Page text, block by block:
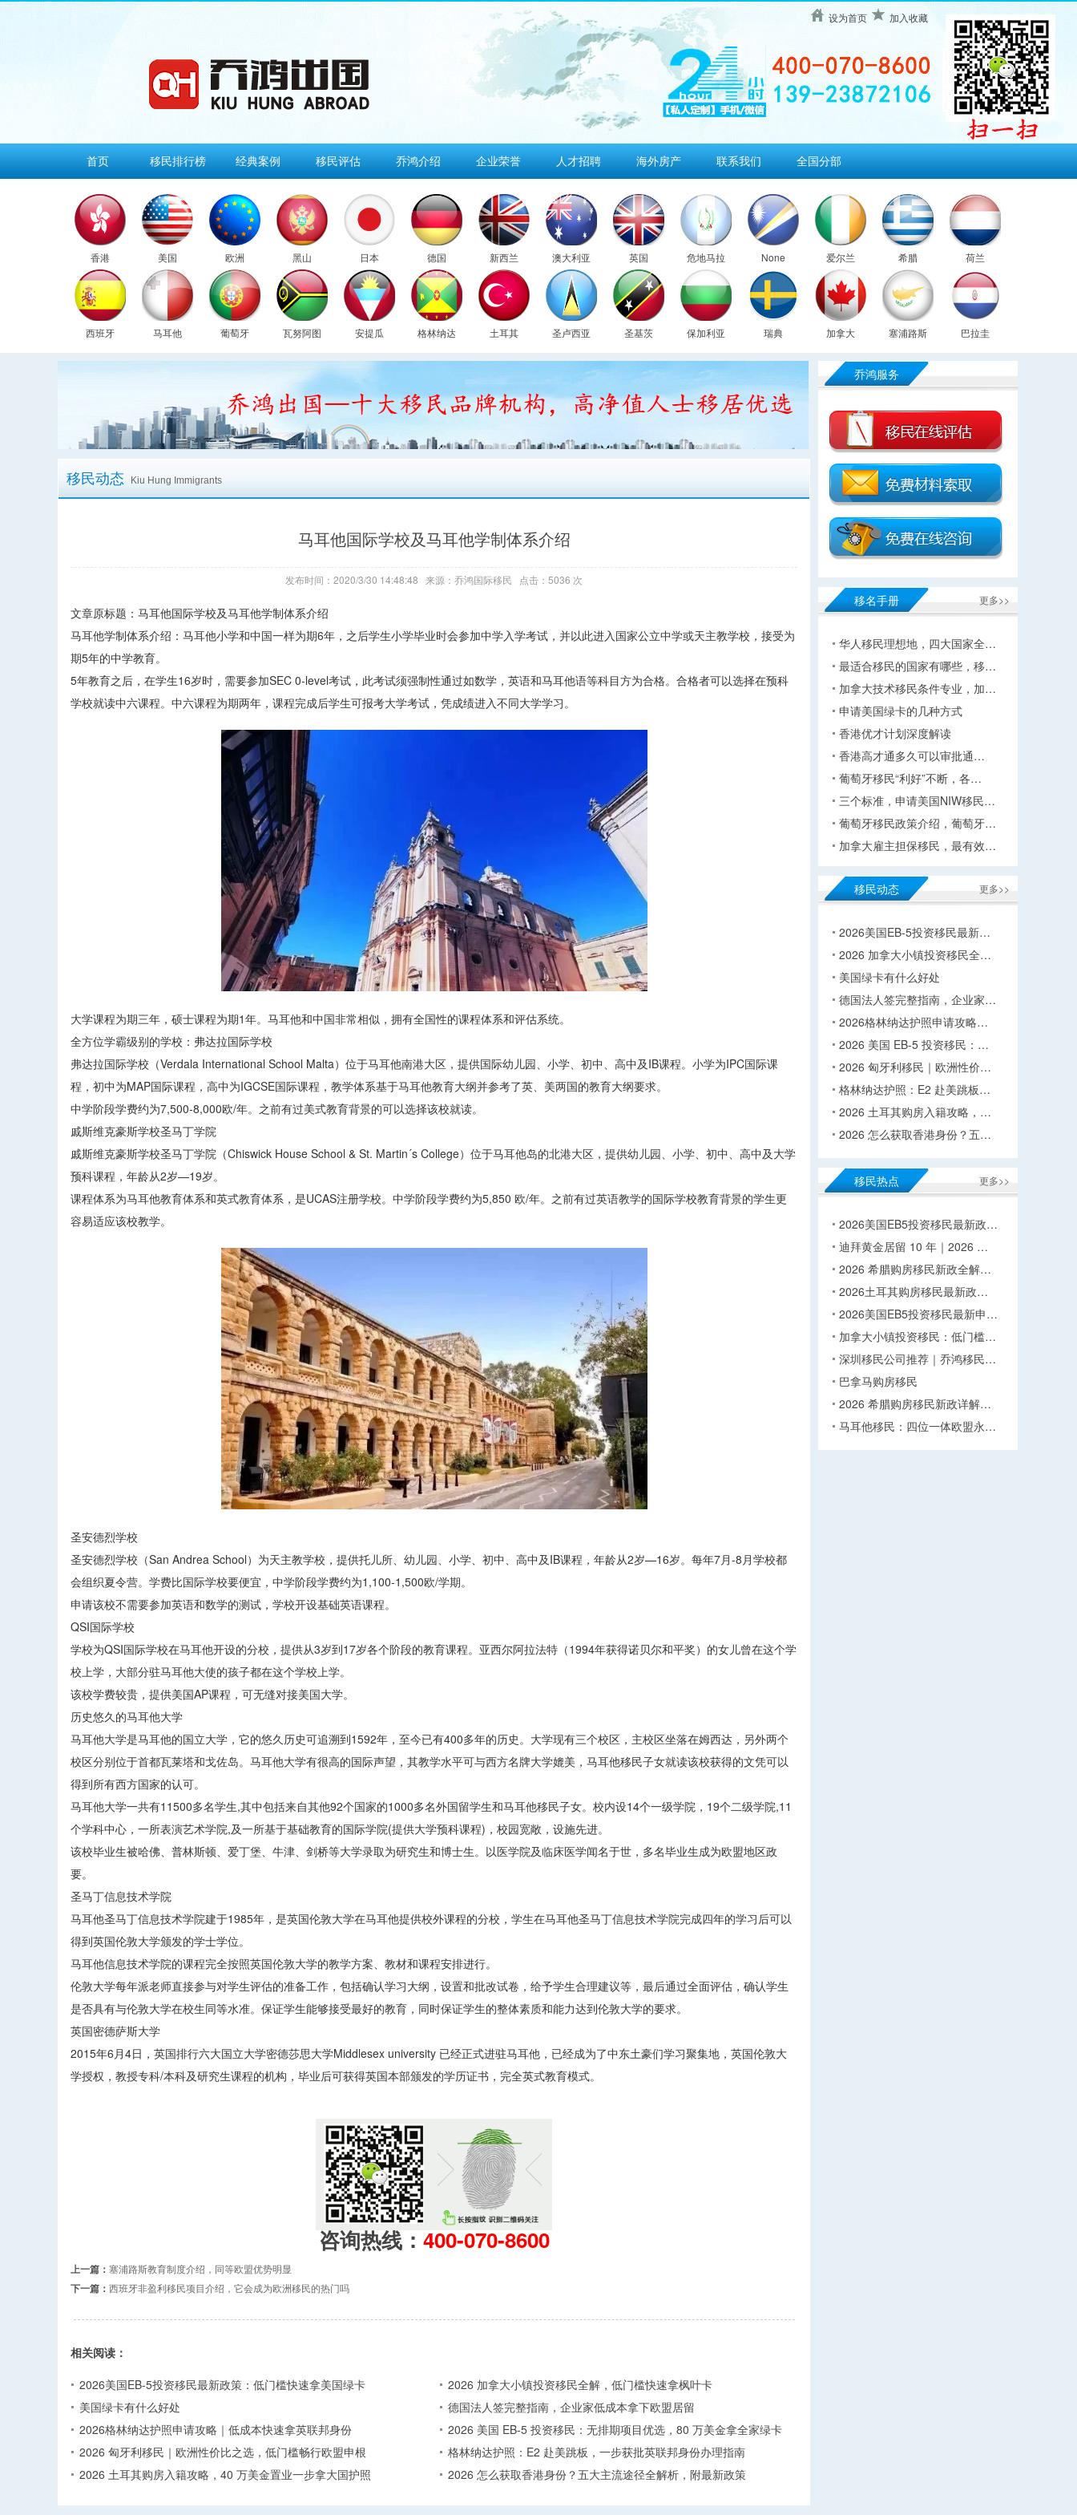
设为首页 加入收藏
首页 移民排行榜 经典案例 移民评估 乔鸿介绍 企业荣誉 人才招聘 海外房产 联系我们 全国分部
香港 美国 欧洲 黑山 日本 德国 新西兰 澳大利亚 英国 危地马拉 None 爱尔兰 希腊 荷兰
西班牙 马耳他 葡萄牙 瓦努阿图 安提瓜 格林纳达 土耳其 圣卢西亚 圣基茨 保加利亚 瑞典 加拿大 塞浦路斯 巴拉圭
移民动态 Kiu Hung Immigrants
马耳他国际学校及马耳他学制体系介绍
发布时间：2020/3/30 14:48:48 来源：乔鸿国际移民 点击：5036 次
文章原标题：马耳他国际学校及马耳他学制体系介绍
马耳他学制体系介绍：马耳他小学和中国一样为期6年，之后学生小学毕业时会参加中学入学考试，并以此进入国家公立中学或天主教学校，接受为
期5年的中学教育。
5年教育之后，在学生16岁时，需要参加SEC 0-level考试，此考试须强制性通过如数学，英语和马耳他语等科目方为合格。合格者可以选择在预科
学校就读中六课程。中六课程为期两年，课程完成后学生可报考大学考试，凭成绩进入不同大学学习。
大学课程为期三年，硕士课程为期1年。马耳他和中国非常相似，拥有全国性的课程体系和评估系统。
全方位学霸级别的学校：弗达拉国际学校
弗达拉国际学校（Verdala International School Malta）位于马耳他南港大区，提供国际幼儿园、小学、初中、高中及IB课程。小学为IPC国际课
程，初中为MAP国际课程，高中为IGCSE国际课程，教学体系基于马耳他教育大纲并参考了英、美两国的教育大纲要求。
中学阶段学费约为7,500-8,000欧/年。之前有过美式教育背景的可以选择该校就读。
戚斯维克豪斯学校圣马丁学院
戚斯维克豪斯学校圣马丁学院（Chiswick House School & St. Martin´s College）位于马耳他岛的北港大区，提供幼儿园、小学、初中、高中及大学
预科课程，年龄从2岁—19岁。
课程体系为马耳他教育体系和英式教育体系，是UCAS注册学校。中学阶段学费约为5,850 欧/年。之前有过英语教学的国际学校教育背景的学生更
容易适应该校教学。
圣安德烈学校
圣安德烈学校（San Andrea School）为天主教学校，提供托儿所、幼儿园、小学、初中、高中及IB课程，年龄从2岁—16岁。每年7月-8月学校都
会组织夏令营。学费比国际学校要便宜，中学阶段学费约为1,100-1,500欧/学期。
申请该校不需要参加英语和数学的测试，学校开设基础英语课程。
QSI国际学校
学校为QSI国际学校在马耳他开设的分校，提供从3岁到17岁各个阶段的教育课程。亚西尔阿拉法特（1994年获得诺贝尔和平奖）的女儿曾在这个学
校上学，大部分驻马耳他大使的孩子都在这个学校上学。
该校学费较贵，提供美国AP课程，可无缝对接美国大学。
历史悠久的马耳他大学
马耳他大学是马耳他的国立大学，它的悠久历史可追溯到1592年，至今已有400多年的历史。大学现有三个校区，主校区坐落在姆西达，另外两个
校区分别位于首都瓦莱塔和戈佐岛。马耳他大学有很高的国际声望，其教学水平可与西方名牌大学媲美，马耳他移民子女就读该校获得的文凭可以
得到所有西方国家的认可。
马耳他大学一共有11500多名学生,其中包括来自其他92个国家的1000多名外国留学生和马耳他移民子女。校内设14个一级学院，19个二级学院,11
个学科中心，一所表演艺术学院,及一所基于基础教育的国际学院(提供大学预科课程)，校园宽敞，设施先进。
该校毕业生被哈佛、普林斯顿、爱丁堡、牛津、剑桥等大学录取为研究生和博士生。以医学院及临床医学闻名于世，多名毕业生成为欧盟地区政
要。
圣马丁信息技术学院
马耳他圣马丁信息技术学院建于1985年，是英国伦敦大学在马耳他提供校外课程的分校，学生在马耳他圣马丁信息技术学院完成四年的学习后可以
得到英国伦敦大学颁发的学士学位。
马耳他信息技术学院的课程完全按照英国伦敦大学的教学方案、教材和课程安排进行。
伦敦大学每年派老师直接参与对学生评估的准备工作，包括确认学习大纲，设置和批改试卷，给予学生合理建议等，最后通过全面评估，确认学生
是否具有与伦敦大学在校生同等水准。保证学生能够接受最好的教育，同时保证学生的整体素质和能力达到伦敦大学的要求。
英国密德萨斯大学
2015年6月4日，英国排行六大国立大学密德莎思大学Middlesex university 已经正式进驻马耳他，已经成为了中东土豪们学习聚集地，英国伦敦大
学授权，教授专科/本科及研究生课程的机构，毕业后可获得英国本部颁发的学历证书，完全英式教育模式。
咨询热线： 400-070-8600
上一篇： 塞浦路斯教育制度介绍，同等欧盟优势明显
下一篇： 西班牙非盈利移民项目介绍，它会成为欧洲移民的热门吗
相关阅读：
2026美国EB-5投资移民最新政策：低门槛快速拿美国绿卡
2026 加拿大小镇投资移民全解，低门槛快速拿枫叶卡
美国绿卡有什么好处
德国法人签完整指南，企业家低成本拿下欧盟居留
2026格林纳达护照申请攻略｜低成本快速拿英联邦身份
2026 美国 EB-5 投资移民：无排期项目优选，80 万美金拿全家绿卡
2026 匈牙利移民｜欧洲性价比之选，低门槛畅行欧盟申根
格林纳达护照：E2 赴美跳板，一步获批英联邦身份办理指南
2026 土耳其购房入籍攻略，40 万美金置业一步拿大国护照
2026 怎么获取香港身份？五大主流途径全解析，附最新政策
乔鸿服务
更多>>
移名手册
华人移民理想地，四大国家全…
最适合移民的国家有哪些，移…
加拿大技术移民条件专业，加…
申请美国绿卡的几种方式
香港优才计划深度解读
香港高才通多久可以审批通…
葡萄牙移民“利好”不断，各…
三个标准，申请美国NIW移民…
葡萄牙移民政策介绍，葡萄牙…
加拿大雇主担保移民，最有效…
更多>>
移民动态
2026美国EB-5投资移民最新…
2026 加拿大小镇投资移民全…
美国绿卡有什么好处
德国法人签完整指南，企业家…
2026格林纳达护照申请攻略…
2026 美国 EB-5 投资移民：…
2026 匈牙利移民｜欧洲性价…
格林纳达护照：E2 赴美跳板…
2026 土耳其购房入籍攻略，…
2026 怎么获取香港身份？五…
更多>>
移民热点
2026美国EB5投资移民最新政…
迪拜黄金居留 10 年｜2026 …
2026 希腊购房移民新政全解…
2026土耳其购房移民最新政…
2026美国EB5投资移民最新申…
加拿大小镇投资移民：低门槛…
深圳移民公司推荐｜乔鸿移民…
巴拿马购房移民
2026 希腊购房移民新政详解…
马耳他移民：四位一体欧盟永…